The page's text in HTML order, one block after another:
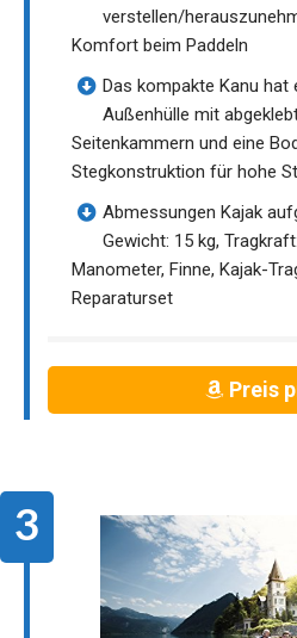
verstellen/
Komfort beim Paddeln
Das kompakte Kanu
Außenhülle mit
Seitenkammern und eine
Stegkonstruktion für hohe
Abmessungen Kajak
Gewicht: 15 kg,
Manometer, Finne, Kajak-
Reparaturset
Preis